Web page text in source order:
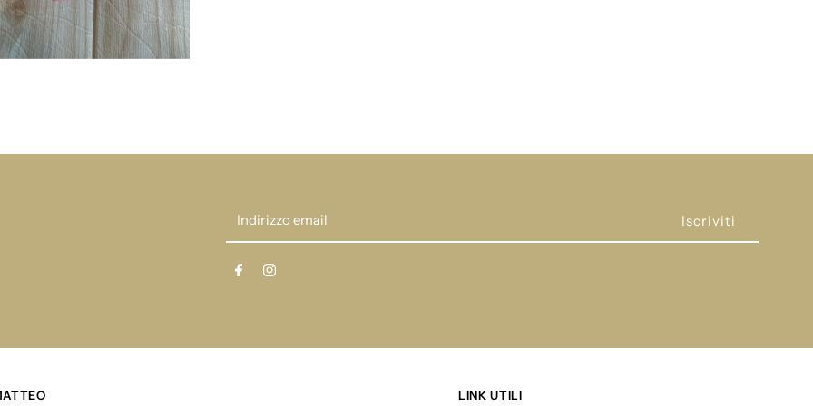
email
LINK UTILI